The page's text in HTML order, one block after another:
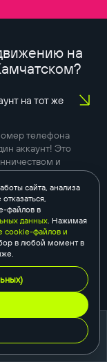
на
?
на тот же
телефона
аккаунт! Это
и
Если мы
на тот же
сайта, анализа
файлов в
данных. Нажимая
cookie-файлов и
в любой момент в